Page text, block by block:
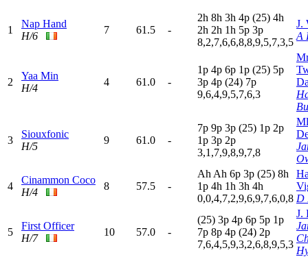
1
Nap Hand
H/6
7 61.5 -
2h 8h 3h 4p (25) 4h
2h 2h 1h 5p 3p
8,2,7,6,6,8,8,9,5,7,3,5
J.
A
2
Yaa Min
H/4
4 61.0 -
1p 4p 6p 1p (25) 5p
3p 4p (24) 7p
9,6,4,9,5,7,6,3
3
Siouxfonic
H/5
9 61.0 -
7p 9p 3p (25) 1p 2p
1p 3p 2p
3,1,7,9,8,9,7,8
4
Cinammon Coco
H/4
8 57.5 -
Ah Ah 6p 3p (25) 8h
1p 4h 1h 3h 4h
0,0,4,7,2,9,6,9,7,6,0,8 D
5
First Officer
H/7
10 57.0 -
(25) 3p 4p 6p 5p 1p
7p 8p 4p (24) 2p
7,6,4,5,9,3,2,6,8,9,5,3
J.